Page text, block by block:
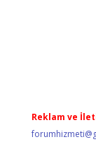
Reklam ve